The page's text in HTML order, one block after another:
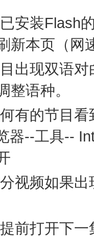
安装Flash
新本页（网
出现双语
整语种。
有的节目
器--工具--
视频如果
前打开下